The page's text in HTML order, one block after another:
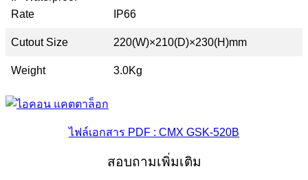
Rate
IP66
Cutout Size 220(W)×210(D)×230(H)mm
Weight 3.0Kg
ไฟล์เอกสาร PDF : CMX GSK-520B
สอบถามเพิ่มเติม